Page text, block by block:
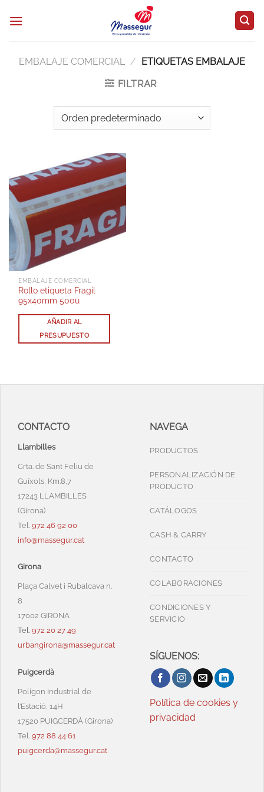
EMBALAJE COMERCIAL / ETIQUETAS EMBALAJE
FILTRAR
EMBALAJE COMERCIAL
Rollo etiqueta Fragil
95x40mm 500u
AÑADIR AL
PRESUPUESTO
CONTACTO
Llambilles
Crta. de Sant Feliu de
Guíxols, Km.8,7
17243 LLAMBILLES
(Girona)
Tel. 972 46 92 00
info@massegur.cat
Girona
Plaça Calvet i Rubalcava n.
8
17002 GIRONA
Tel. 972 20 27 49
urbangirona@massegur.cat
Puigcerdà
Polígon Industrial de
l’Estació, 14H
17520 PUIGCERDÀ (Girona)
Tel. 972 88 44 61
puigcerda@massegur.cat
NAVEGA
PRODUCTOS
PERSONALIZACIÓN DE
PRODUCTO
CATÁLOGOS
CASH & CARRY
CONTACTO
COLABORACIONES
CONDICIONES Y
SERVICIO
SÍGUENOS:
Política de cookies y
privacidad